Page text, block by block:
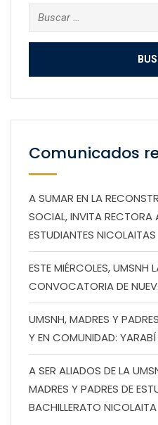
Buscar:
Comunicados
A SUMAR EN LA
SOCIAL, INVITA RECTORA
ESTUDIANTES NICOLAITAS
ESTE MIÉRCOLES, UMSNH
CONVOCATORIA DE
UMSNH, MADRES Y
Y EN COMUNIDAD:
A SER ALIADOS DE LA
MADRES Y PADRES DE
BACHILLERATO NICOLAITA